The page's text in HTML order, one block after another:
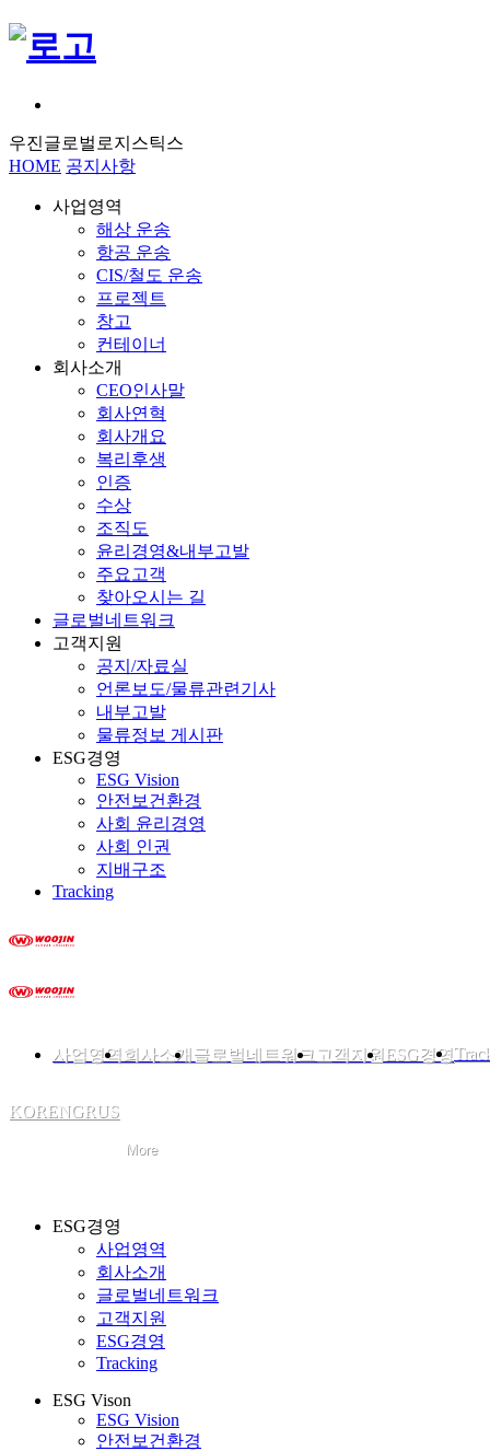
우진글로벌로지스틱스
HOME 공지사항
사업영역
해상 운송
항공 운송
CIS/철도 운송
프로젝트
창고
컨테이너
회사소개
CEO인사말
회사연혁
회사개요
복리후생
인증
수상
조직도
윤리경영&내부고발
주요고객
찾아오시는 길
글로벌네트워크
고객지원
공지/자료실
언론보도/물류관련기사
내부고발
물류정보 게시판
ESG경영
ESG Vision
안전보건환경
사회 윤리경영
사회 인권
지배구조
Tracking
사업영역 회사소개글로벌네트워크 고객지원 ESG경영
KOR ENGRUS
ESG경영
사업영역
회사소개
글로벌네트워크
고객지원
ESG경영
Tracking
ESG Vison
ESG Vision
안전보건환경